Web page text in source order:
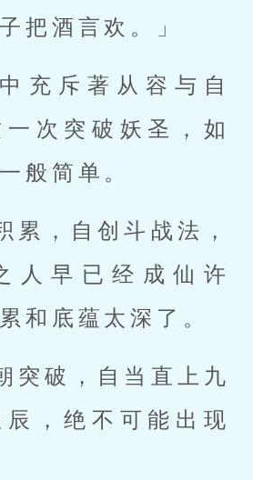
把酒言欢。」
充斥著从容与自
次突破妖圣，如
般简单。
累，自创斗战法，
人早已经成仙许
和底蕴太深了。
突破，自当直上九
，绝不可能出现